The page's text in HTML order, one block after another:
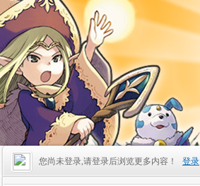
您尚未登录,请登录后浏览更多内容！ 登录